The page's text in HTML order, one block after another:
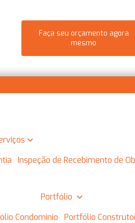
Faça seu orçamento agora
mesmo
Inspeção de Recebimento de
Portfólio
Condominio
Portfólio